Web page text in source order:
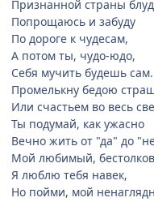
Признанной страны
Попрощаюсь и забуду
По дороге к чудесам,
А потом ты, чудо-юдо,
Себя мучить будешь сам.
Промелькну бедою
Или счастьем во весь
Ты подумай, как ужасно
Вечно жить от "да" до
Мой любимый,
Я люблю тебя навек,
Но пойми, мой